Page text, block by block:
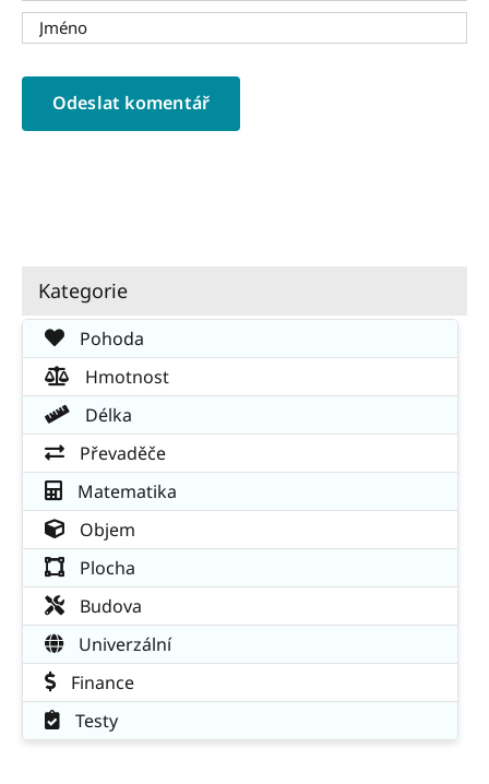
Kategorie
Pohoda
Hmotnost
Délka
Převaděče
Matematika
Objem
Plocha
Budova
Univerzální
Finance
Testy